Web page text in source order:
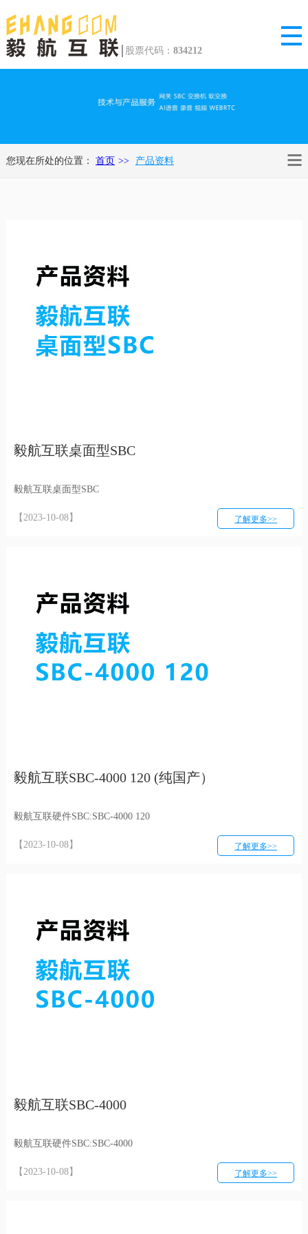
股票代码： 834212
您现在所处的位置： 首页 产品资料
毅航互联桌面型SBC
毅航互联桌面型SBC
【2023-10-08】 了解更多>>
毅航互联SBC-4000 120 (纯国产）
毅航互联硬件SBC:SBC-4000 120
【2023-10-08】 了解更多>>
毅航互联SBC-4000
毅航互联硬件SBC:SBC-4000
【2023-10-08】 了解更多>>